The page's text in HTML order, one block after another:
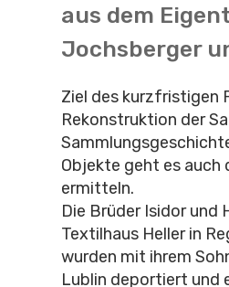
aus dem
Jochsberger
Ziel des kurzfristigen
Rekonstruktion der
Objekte geht es auch
ermitteln.
Die Brüder Isidor und
Textilhaus Heller in
wurden mit ihrem
Lublin deportiert und